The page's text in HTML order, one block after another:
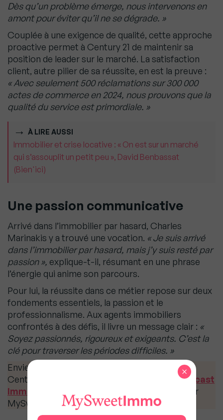
Dès qu’un problème émerge, nous intervenons en
amont pour éviter qu’il ne se dégrade. »
Couplée à une exigence de qualité, cette approche
proactive permet à Century 21 de maintenir sa
position de leader sur le marché. La satisfaction
client, autre pilier de sa réussite, en est la preuve :
« Avec seulement 500 réclamations sur 300 000
actes de commerce en 2024, nous prouvons que la
qualité du service est primordiale. »
À LIRE AUSSI
Immobilier et crise locative : « On est sur un marché
qui s’assouplit un petit peu », David Benbassat
(Bien'ici)
Une passion communicative
Arrivé dans l’immobilier par hasard, Charles
Marinakis y a trouvé une vocation. « Je suis arrivé
dans l’immobilier par hasard, mais j’y suis resté par
passion », explique-t-il, résumant en une phrase
l’énergie qui anime son parcours.
Pour lui, la réussite dans ce métier repose sur deux
fondements essentiels, la passion et le
professionnalisme. Aux agents immobiliers
confrontés à des défis, il livre un message clair : «
Soyez passionnés, rigoureux et exigeants. C’est la
clé pour traverser les périodes difficiles. »
Envie de comprendre les clés du succès de
Century 21 ? Écoutez cet épisode de
Mon Podcast
Immo
, disponible sur
MySweetImmo et toutes les plateformes.
×